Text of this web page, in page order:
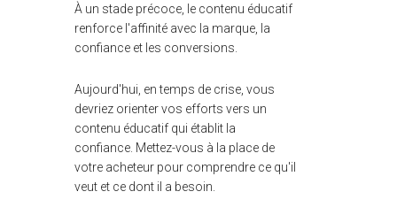
À un stade précoce, le contenu éducatif
renforce l'affinité avec la marque, la
confiance et les conversions.
Aujourd'hui, en temps de crise, vous
devriez orienter vos efforts vers un
contenu éducatif qui établit la
confiance. Mettez-vous à la place de
votre acheteur pour comprendre ce qu'il
veut et ce dont il a besoin.